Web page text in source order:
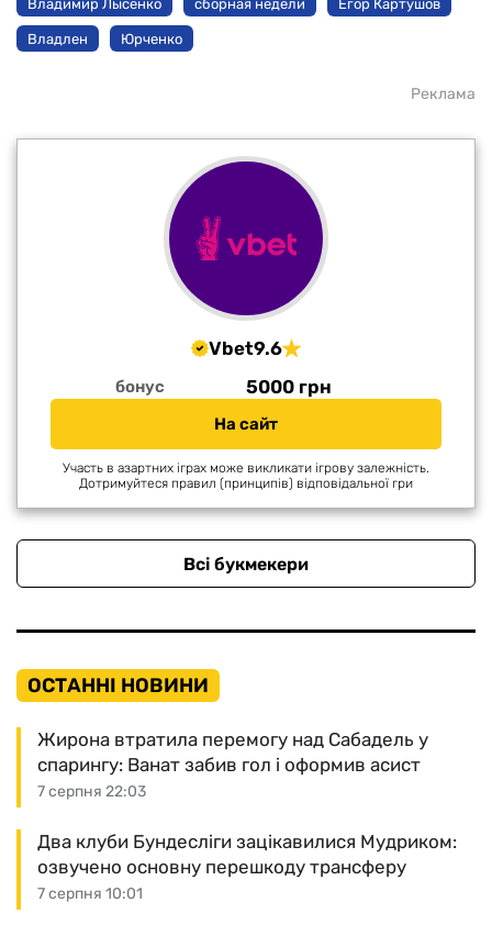
Владимир Лысенко сборная недели Егор Картушов
Владлен Юрченко
Реклама
Vbet9.6
бонус 5000 грн
На сайт
Участь в азартних іграх може викликати ігрову залежність.
Дотримуйтеся правил (принципів) відповідальної гри
Всі букмекери
ОСТАННІ НОВИНИ
7 серпня 22:03
Жирона втратила перемогу над Сабадель у
спарингу: Ванат забив гол і оформив асист
7 серпня 10:01
Два клуби Бундесліги зацікавилися Мудриком:
озвучено основну перешкоду трансферу